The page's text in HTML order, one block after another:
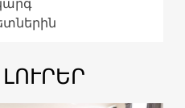
ԼՈՒՐԵՐ